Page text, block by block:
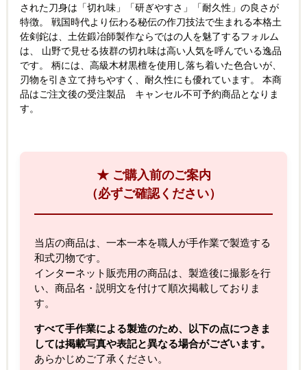
された刀身は「切れ味」「研ぎやすさ」「耐久性」の良さが
特徴。 戦国時代より伝わる秘伝の作刀技法で生まれる本格土
佐剣鉈は、土佐鍛冶師製作ならではの人を魅了するフォルム
は、 山野で見せる抜群の切れ味は高い人気を呼んでいる逸品
です。 柄には、高級木材黒檀を使用し落ち着いた色合いが、
刃物を引き立て持ちやすく、耐久性にも優れています。 本商
品はご注文後の受注製品 キャンセル不可予約商品となりま
す。
★ ご購入前のご案内
（必ずご確認ください）
当店の商品は、一本一本を職人が手作業で製造する
和式刃物です。
インターネット販売用の商品は、製造後に撮影を行
い、商品名・説明文を付けて順次掲載しておりま
す。
すべて手作業による製造のため、以下の点につきま
しては掲載写真や表記と異なる場合がございます。
あらかじめご了承ください。